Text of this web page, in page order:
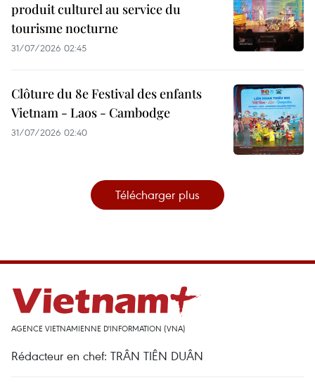
produit culturel au service du
tourisme nocturne
31/07/2026 02:45
Clôture du 8e Festival des enfants
Vietnam - Laos - Cambodge
31/07/2026 02:40
Télécharger plus
AGENCE VIETNAMIENNE D'INFORMATION (VNA)
Rédacteur en chef: TRÂN TIÊN DUÂN